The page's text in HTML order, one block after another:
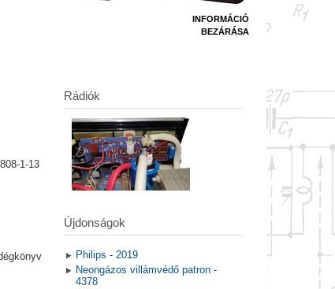
1-13
INFORMÁCIÓ
BEZÁRÁSA
Rádiók
Újdonságok
Philips - 2019
Neongázos villámvédő patron -
4378